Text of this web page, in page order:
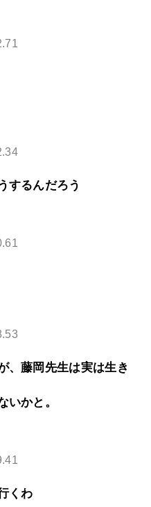
するんだろう
、藤岡先生は実は生き
いかと。
くわ